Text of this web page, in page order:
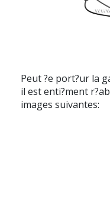
Peut ?e port?ur la
il est enti?ment
images suivantes: